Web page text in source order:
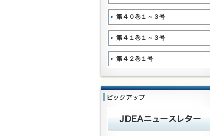
第４０巻１～３号
第４１巻１～３号
第４２巻１号